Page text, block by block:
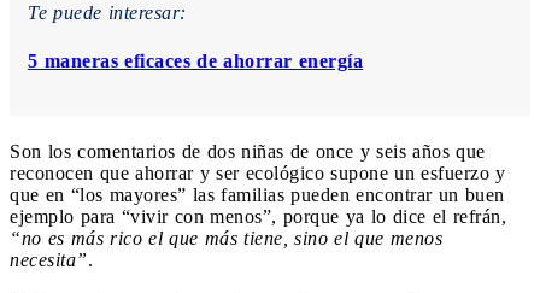
Te puede interesar:
5 maneras eficaces de ahorrar energía
Son los comentarios de dos niñas de once y seis años que
reconocen que ahorrar y ser ecológico supone un esfuerzo y
que en “los mayores” las familias pueden encontrar un buen
ejemplo para “vivir con menos”, porque ya lo dice el refrán,
“no es más rico el que más tiene, sino el que menos
necesita”.